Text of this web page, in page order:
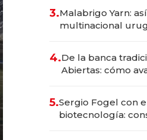
prepara apertura
3.Malabrigo Yarn:
multinacional
4.De la banca
Abiertas: cómo
5.Sergio Fogel con
biotecnología: